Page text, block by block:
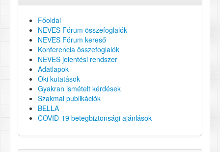
Főoldal
NEVES Fórum összefoglalók
NEVES Fórum kereső
Konferencia összefoglalók
NEVES jelentési rendszer
Adatlapok
Oki kutatások
Gyakran ismételt kérdések
Szakmai publikációk
BELLA
COVID-19 betegbiztonsági ajánlások